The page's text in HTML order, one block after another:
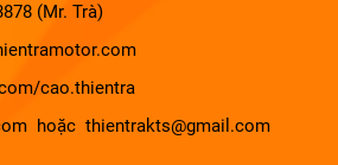
(Mr. Trà)
cao.thientra
hoặc thientrakts@gmail.com